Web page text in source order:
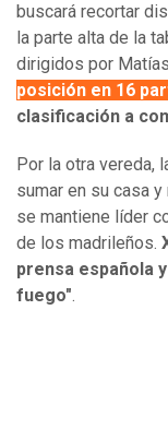
buscará recortar
la parte alta de la
dirigidos por
posición en 16
clasificación a
Por la otra vereda,
sumar en su casa
se mantiene líder
de los madrileños.
prensa española
fuego".